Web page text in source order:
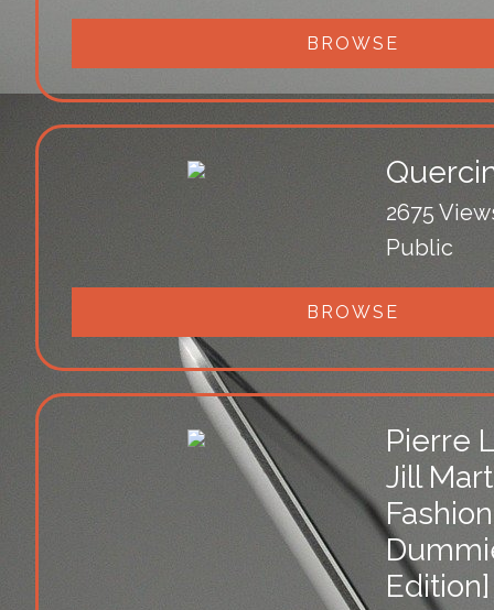
BROWSE
2675
Public
BROWSE
Pierre
Jill
Edition]